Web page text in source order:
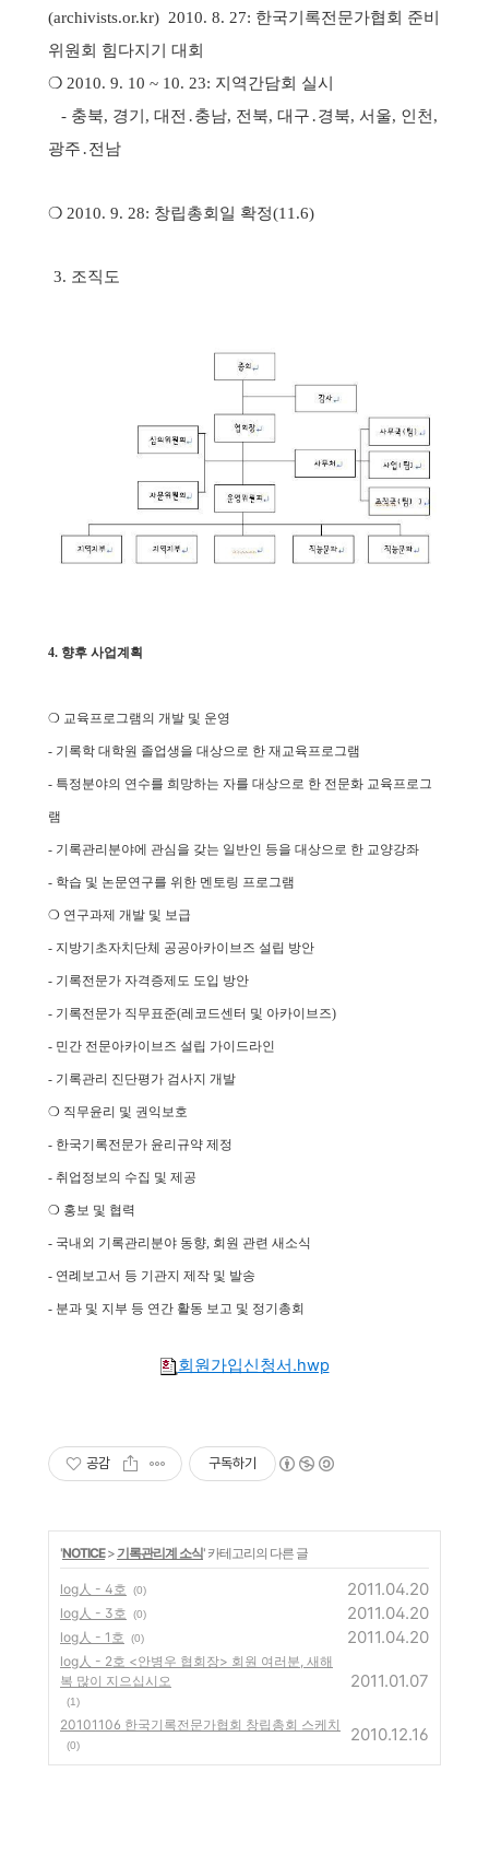
(archivists.or.kr) 2010. 8. 27: 한국기록전문가협회 준비
위원회 힘다지기 대회
❍ 2010. 9. 10 ~ 10. 23: 지역간담회 실시
- 충북, 경기, 대전․충남, 전북, 대구․경북, 서울, 인천,
광주․전남
❍ 2010. 9. 28: 창립총회일 확정(11.6)
3. 조직도
4. 향후 사업계획
❍ 교육프로그램의 개발 및 운영
- 기록학 대학원 졸업생을 대상으로 한 재교육프로그램
- 특정분야의 연수를 희망하는 자를 대상으로 한 전문화 교육프로그
램
- 기록관리분야에 관심을 갖는 일반인 등을 대상으로 한 교양강좌
- 학습 및 논문연구를 위한 멘토링 프로그램
❍ 연구과제 개발 및 보급
- 지방기초자치단체 공공아카이브즈 설립 방안
- 기록전문가 자격증제도 도입 방안
- 기록전문가 직무표준(레코드센터 및 아카이브즈)
- 민간 전문아카이브즈 설립 가이드라인
- 기록관리 진단평가 검사지 개발
❍ 직무윤리 및 권익보호
- 한국기록전문가 윤리규약 제정
- 취업정보의 수집 및 제공
❍ 홍보 및 협력
- 국내외 기록관리분야 동향, 회원 관련 새소식
- 연례보고서 등 기관지 제작 및 발송
- 분과 및 지부 등 연간 활동 보고 및 정기총회
회원가입신청서.hwp
공감 구독하기
'NOTICE> 기록관리계 소식' 카테고리의 다른 글
log人 - 4호 (0) 2011.04.20
log人 - 3호 (0) 2011.04.20
log人 - 1호 (0) 2011.04.20
log人 - 2호 <안병우 협회장> 회원 여러분, 새해
복 많이 지으십시오
(1)
2011.01.07
20101106 한국기록전문가협회 창립총회 스케치
(0)
2010.12.16